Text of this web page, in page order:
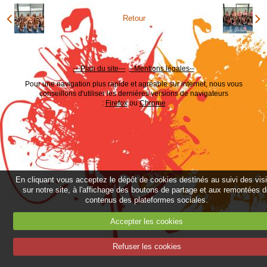
Retour
---Plan du site--- --Mentions légales--
Pour une navigation plus rapide et agréable sur internet, nous vous
conseillons d'utiliser les dernières versions de navigateurs
: FirefoxouChrome
En cliquant vous acceptez le dépôt de cookies destinés au suivi des
sur notre site, à l'affichage des boutons de partage et aux remontées
contenus des plateformes sociales.
Accepter les cookies
Refuser les cookies